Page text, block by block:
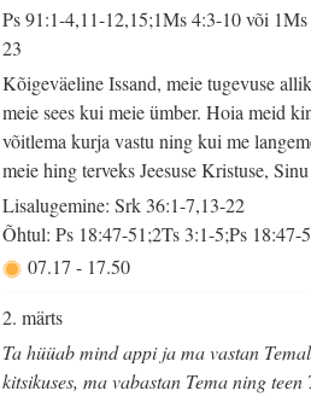
Ps 91:1-4,11-12,15;1Ms 4:3-10 või
23
Kõigeväeline Issand, meie tugevuse
meie sees kui meie ümber. Hoia meid
võitlema kurja vastu ning kui me
meie hing terveks Jeesuse Kristuse,
Lisalugemine: Srk 36:1-7,13-22
Õhtul: Ps 18:47-51;2Ts 3:1-5;Ps
07.17 - 17.50
2. märts
Ta hüüab mind appi ja ma vastan
kitsikuses, ma vabastan Tema ning